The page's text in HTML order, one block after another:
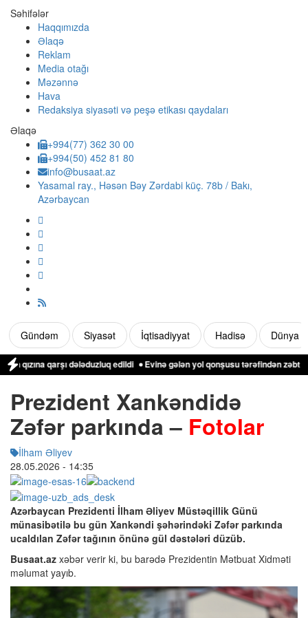
Səhifələr
Haqqımızda
Əlaqə
Reklam
Media otağı
Məzənnə
Hava
Redaksiya siyasəti və peşə etikası qaydaları
Əlaqə
+994(77) 362 30 00
+994(50) 452 81 80
info@busaat.az
Yasamal ray., Həsən Bəy Zərdabi küç. 78b / Bakı,
Azərbaycan
Gündəm Siyasət İqtisadiyyat Hadisə Dünya
dələduzluq edildi Evinə gələn yol qonşusu tərəfindən zəbt edilən qadın
Prezident Xankəndidə
Zəfər parkında – Fotolar
İlham Əliyev
28.05.2026 - 14:35
Azərbaycan Prezidenti İlham Əliyev Müstəqillik Günü
münasibətilə bu gün Xankəndi şəhərindəki Zəfər parkında
ucaldılan Zəfər tağının önünə gül dəstələri düzüb.
Busaat.az xəbər verir ki, bu barədə Prezidentin Mətbuat Xidməti
məlumat yayıb.